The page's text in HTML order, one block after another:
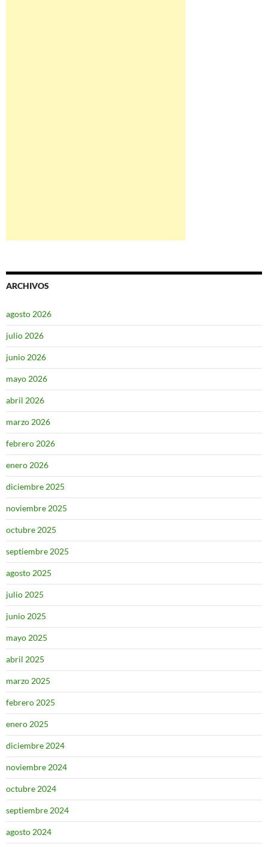
ARCHIVOS
agosto 2026
julio 2026
junio 2026
mayo 2026
abril 2026
marzo 2026
febrero 2026
enero 2026
diciembre 2025
noviembre 2025
octubre 2025
septiembre 2025
agosto 2025
julio 2025
junio 2025
mayo 2025
abril 2025
marzo 2025
febrero 2025
enero 2025
diciembre 2024
noviembre 2024
octubre 2024
septiembre 2024
agosto 2024